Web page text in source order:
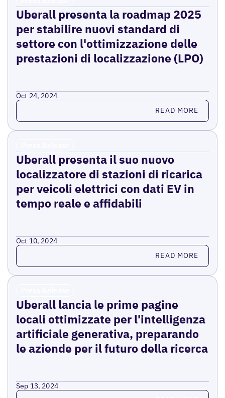
Uberall presenta la roadmap 2025
per stabilire nuovi standard di
settore con l'ottimizzazione delle
prestazioni di localizzazione (LPO)
Oct 24, 2024
Read more READ MORE
Uberall presenta il suo nuovo
localizzatore di stazioni di ricarica
per veicoli elettrici con dati EV in
tempo reale e affidabili
Oct 10, 2024
Read more READ MORE
Uberall lancia le prime pagine
locali ottimizzate per l'intelligenza
artificiale generativa, preparando
le aziende per il futuro della ricerca
Sep 13, 2024
Read more